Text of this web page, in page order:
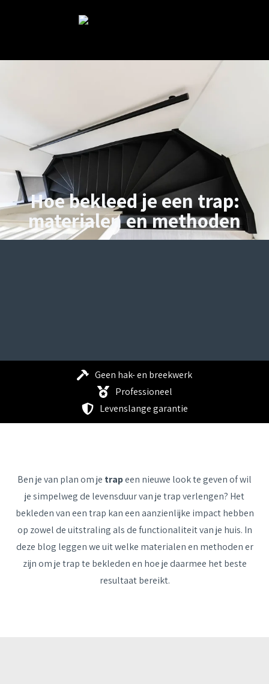
Hoe bekleed je een trap:
materialen en methoden
Geen hak- en breekwerk
Professioneel
Levenslange garantie
Ben je van plan om je trapeen nieuwe look te geven of wil
je simpelweg de levensduur van je trap verlengen? Het
bekleden van een trap kan een aanzienlijke impact hebben
op zowel de uitstraling als de functionaliteit van je huis. In
deze blog leggen we uit welke materialen en methoden er
zijn om je trap te bekleden en hoe je daarmee het beste
resultaat bereikt.